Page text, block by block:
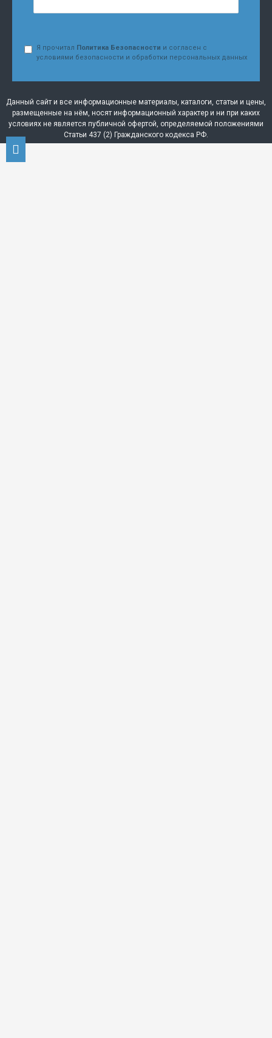
Я прочитал Политика Безопасности и согласен с
условиями безопасности и обработки персональных данных
Данный сайт и все информационные материалы, каталоги, статьи и цены,
размещенные на нём, носят информационный характер и ни при каких
условиях не является публичной офертой, определяемой положениями
Статьи 437 (2) Гражданского кодекса РФ.